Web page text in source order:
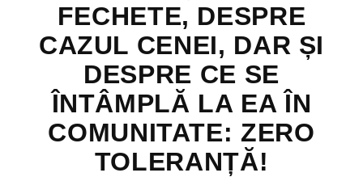
FECHETE, DESPRE
CAZUL CENEI, DAR ȘI
DESPRE CE SE
ÎNTÂMPLĂ LA EA ÎN
COMUNITATE: ZERO
TOLERANȚĂ!